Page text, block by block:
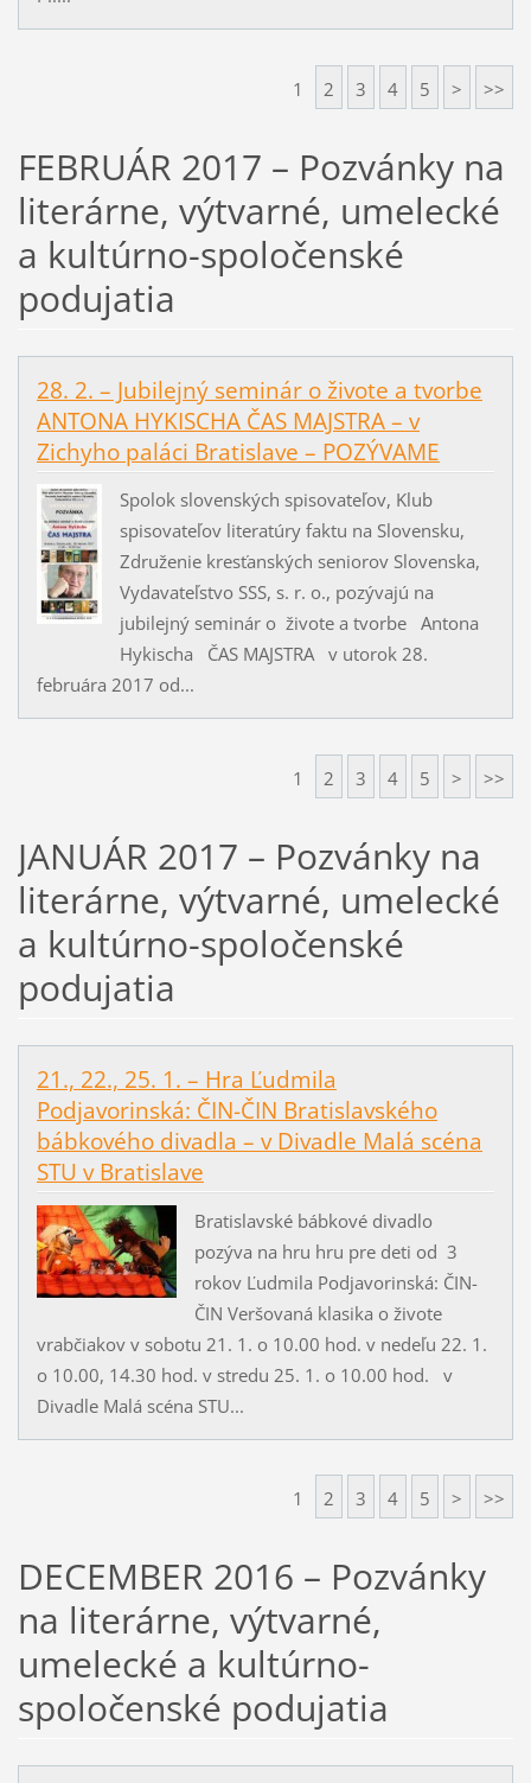
1 2 3 4 5 > >>
FEBRUÁR 2017 – Pozvánky na
literárne, výtvarné, umelecké
a kultúrno-spoločenské
podujatia
28. 2. – Jubilejný seminár o živote a tvorbe
ANTONA HYKISCHA ČAS MAJSTRA – v
Zichyho paláci Bratislave – POZÝVAME
Spolok slovenských spisovateľov, Klub
spisovateľov literatúry faktu na Slovensku,
Združenie kresťanských seniorov Slovenska,
Vydavateľstvo SSS, s. r. o., pozývajú na
jubilejný seminár o živote a tvorbe Antona
Hykischa ČAS MAJSTRA v utorok 28.
februára 2017 od...
1 2 3 4 5 > >>
JANUÁR 2017 – Pozvánky na
literárne, výtvarné, umelecké
a kultúrno-spoločenské
podujatia
21., 22., 25. 1. – Hra Ľudmila
Podjavorinská: ČIN-ČIN Bratislavského
bábkového divadla – v Divadle Malá scéna
STU v Bratislave
Bratislavské bábkové divadlo
pozýva na hru hru pre deti od 3
rokov Ľudmila Podjavorinská: ČIN-
ČIN Veršovaná klasika o živote
vrabčiakov v sobotu 21. 1. o 10.00 hod. v nedeľu 22. 1.
o 10.00, 14.30 hod. v stredu 25. 1. o 10.00 hod. v
Divadle Malá scéna STU...
1 2 3 4 5 > >>
DECEMBER 2016 – Pozvánky
na literárne, výtvarné,
umelecké a kultúrno-
spoločenské podujatia